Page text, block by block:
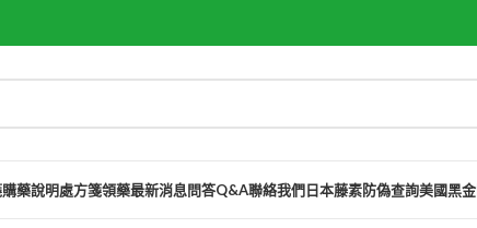
藥說明處方箋領藥最新消息問答Q&A聯絡我們日本藤素防偽查詢美國黑